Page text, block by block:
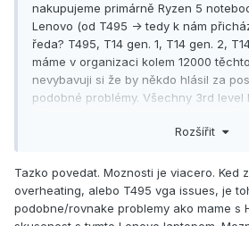
nakupujeme primárně Ryzen 5
Lenovo (od T495 -> tedy k nám
ředa? T495, T14 gen. 1, T14 gen. 2,
máme v organizaci kolem 12000
nevybavuji si že by někdo hlásil za
podobné problémy. Všechny 3rd level
jednou za měsíc, tak taky.Rozšířit
Tazko povedat. Moznosti je viacero. Ked
overheating, alebo T495 vga issues, je
podobne/rovnake problemy ako mame s